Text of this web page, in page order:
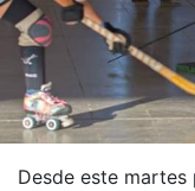
Desde este martes